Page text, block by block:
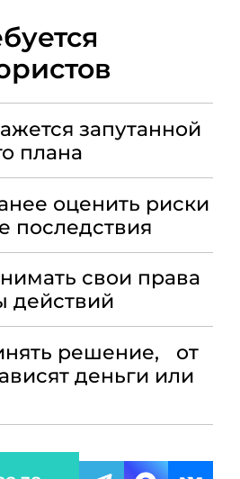
запутанной
плана
оценить риски
последствия
свои права
действий
решение, от
деньги или